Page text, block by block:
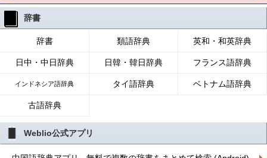
辞書
辞書 類語辞典 英和・和英辞典
日中・中日辞典 日韓・韓日辞典 フランス語辞典
インドネシア語辞典 タイ語辞典 ベトナム語辞典
古語辞典
Weblio公式アプリ